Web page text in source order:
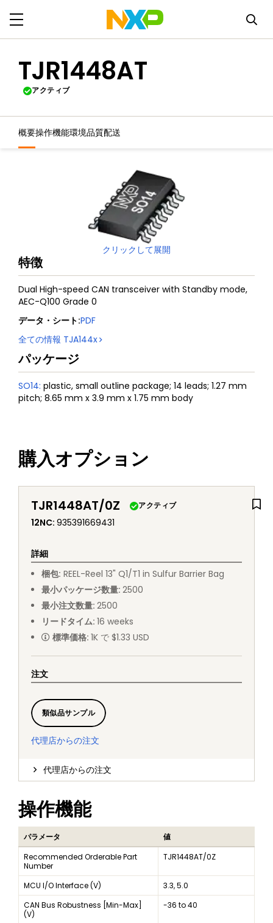
TJR1448AT
アクティブ
概要操作機能環境品質配送
クリックして展開
特徴
Dual High-speed CAN transceiver with Standby mode,
AEC-Q100 Grade 0
データ・シート:PDF
全ての情報 TJA144x
パッケージ
SO14: plastic, small outline package; 14 leads; 1.27 mm
pitch; 8.65 mm x 3.9 mm x 1.75 mm body
購入オプション
TJR1448AT/0Z アクティブ
12NC: 935391669431
詳細
梱包: REEL-Reel 13" Q1/T1 in Sulfur Barrier Bag
最小パッケージ数量: 2500
最小注文数量: 2500
リードタイム: 16 weeks
標準価格: 1K で $1.33 USD
注文
類似品サンプル
代理店からの注文
代理店からの注文
操作機能
パラメータ
値
Recommended Orderable Part
Number
TJR1448AT/0Z
MCU I/O Interface (V)
3.3, 5.0
CAN Bus Robustness [Min-Max]
(V)
-36 to 40